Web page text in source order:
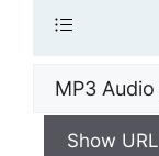
Show URL